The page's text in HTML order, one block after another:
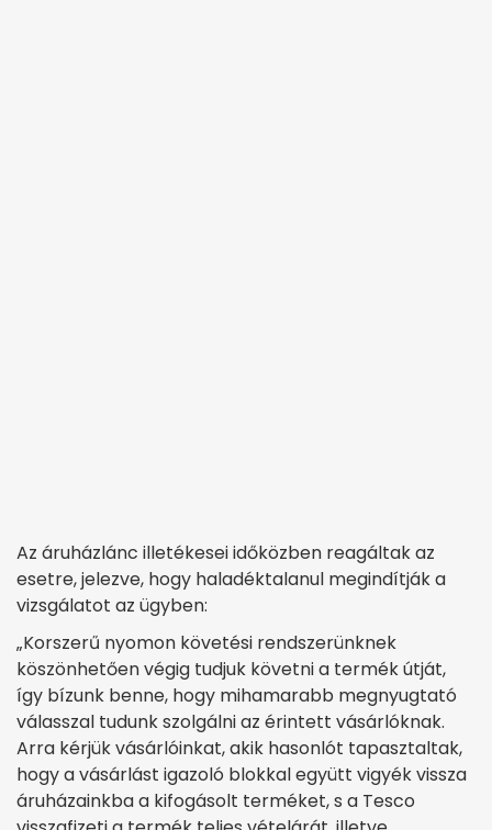
Az áruházlánc illetékesei időközben reagáltak az
esetre, jelezve, hogy haladéktalanul megindítják a
vizsgálatot az ügyben:
„Korszerű nyomon követési rendszerünknek
köszönhetően végig tudjuk követni a termék útját,
így bízunk benne, hogy mihamarabb megnyugtató
válasszal tudunk szolgálni az érintett vásárlóknak.
Arra kérjük vásárlóinkat, akik hasonlót tapasztaltak,
hogy a vásárlást igazoló blokkal együtt vigyék vissza
áruházainkba a kifogásolt terméket, s a Tesco